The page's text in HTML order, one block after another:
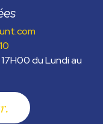
du Lundi au